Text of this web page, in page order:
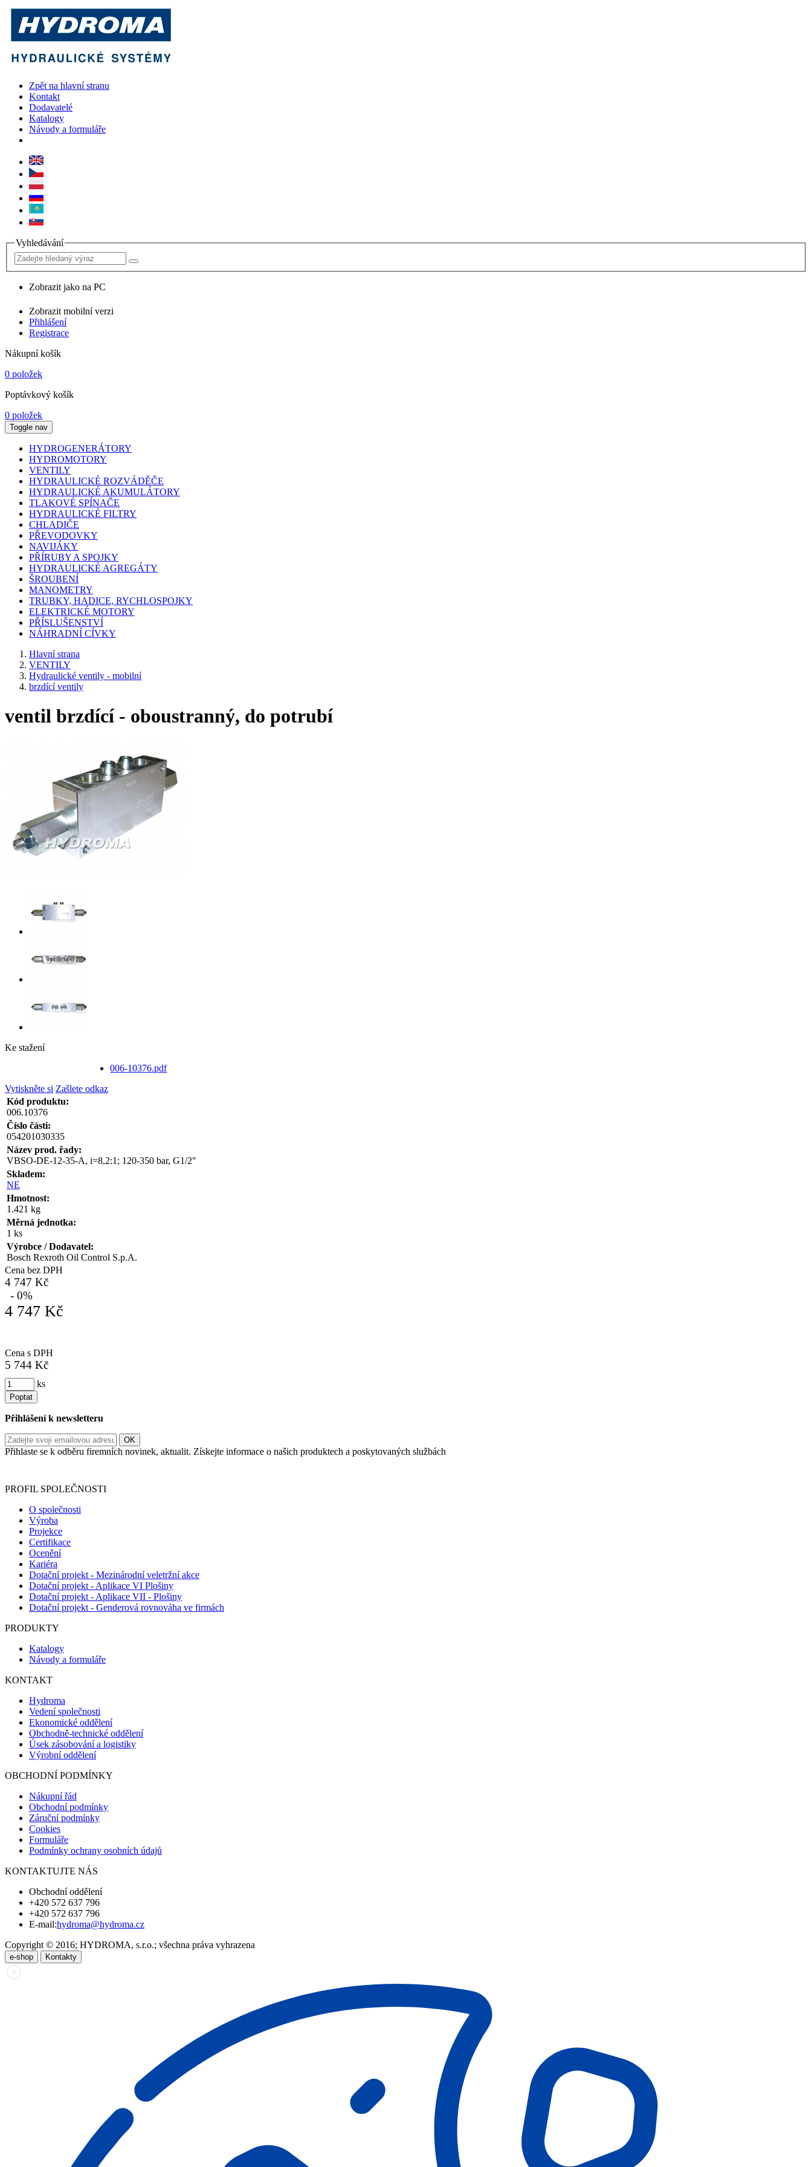
Zpět na hlavní stranu
Kontakt
Dodavatelé
Katalogy
Návody a formuláře
Vyhledávání
Zobrazit jako na PC
Zobrazit mobilní verzi
Přihlášení
Registrace
Nákupní košík
0 položek
Poptávkový košík
0 položek
Toggle nav
HYDROGENERÁTORY
HYDROMOTORY
VENTILY
HYDRAULICKÉ ROZVÁDĚČE
HYDRAULICKÉ AKUMULÁTORY
TLAKOVÉ SPÍNAČE
HYDRAULICKÉ FILTRY
CHLADIČE
PŘEVODOVKY
NAVIJÁKY
PŘÍRUBY A SPOJKY
HYDRAULICKÉ AGREGÁTY
ŠROUBENÍ
MANOMETRY
TRUBKY, HADICE, RYCHLOSPOJKY
ELEKTRICKÉ MOTORY
PŘÍSLUŠENSTVÍ
NÁHRADNÍ CÍVKY
Hlavní strana
VENTILY
Hydraulické ventily - mobilní
brzdící ventily
ventil brzdící - oboustranný, do potrubí
Ke stažení
006-10376.pdf
Vytiskněte si Zašlete odkaz
Kód produktu:
006.10376
Číslo části:
054201030335
Název prod. řady:
VBSO-DE-12-35-A, i=8,2:1; 120-350 bar, G1/2"
Skladem:
NE
Hmotnost:
1.421 kg
Měrná jednotka:
1 ks
Výrobce / Dodavatel:
Bosch Rexroth Oil Control S.p.A.
Cena bez DPH
4 747 Kč
- 0%
4 747 Kč
Cena s DPH
5 744 Kč
ks
Poptat
Přihlášení k newsletteru
Přihlaste se k odběru firemních novinek, aktualit. Získejte informace o našich produktech a poskytovaných službách
PROFIL SPOLEČNOSTI
O společnosti
Výroba
Projekce
Certifikace
Ocenění
Kariéra
Dotační projekt - Mezinárodní veletržní akce
Dotační projekt - Aplikace VI Plošiny
Dotační projekt - Aplikace VII - Plošiny
Dotační projekt - Genderová rovnováha ve firmách
PRODUKTY
Katalogy
Návody a formuláře
KONTAKT
Hydroma
Vedení společnosti
Ekonomické oddělení
Obchodně-technické oddělení
Úsek zásobování a logistiky
Výrobní oddělení
OBCHODNÍ PODMÍNKY
Nákupní řád
Obchodní podmínky
Záruční podmínky
Cookies
Formuláře
Podmínky ochrany osobních údajů
KONTAKTUJTE NÁS
Obchodní oddělení
+420 572 637 796
+420 572 637 796
E-mail:hydroma@hydroma.cz
Copyright © 2016; HYDROMA, s.r.o.; všechna práva vyhrazena
e-shop Kontakty